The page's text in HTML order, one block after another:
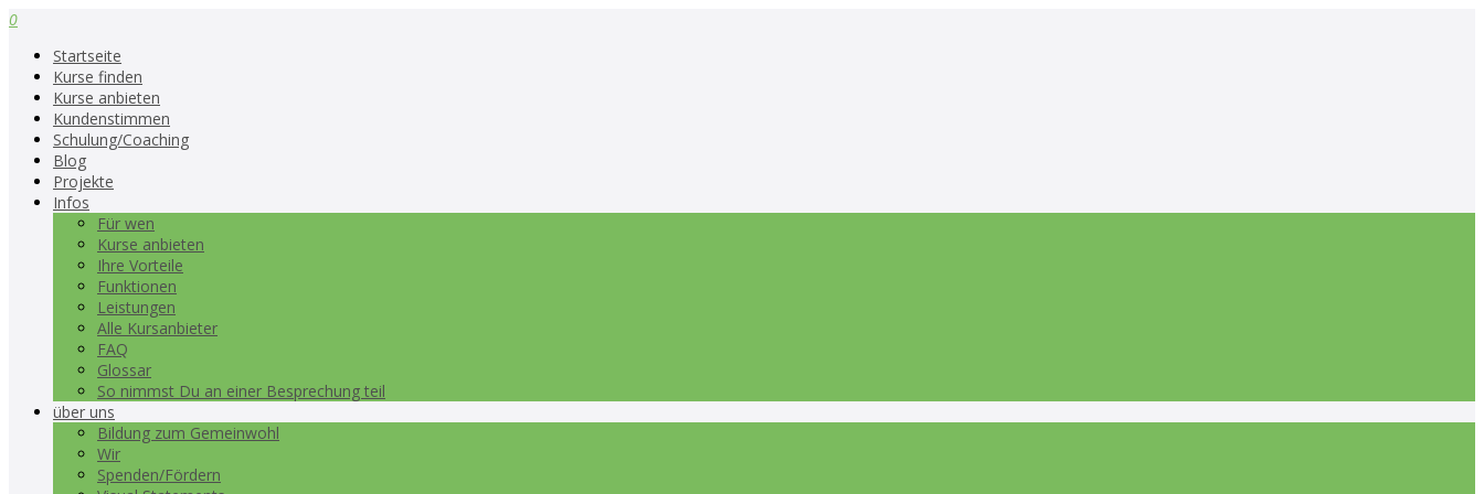
0
Startseite
Kurse finden
Kurse anbieten
Kundenstimmen
Schulung/Coaching
Blog
Projekte
Infos
Für wen
Kurse anbieten
Ihre Vorteile
Funktionen
Leistungen
Alle Kursanbieter
FAQ
Glossar
So nimmst Du an einer Besprechung teil
über uns
Bildung zum Gemeinwohl
Wir
Spenden/Fördern